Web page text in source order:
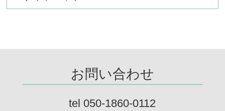
お問い合わせ
tel 050-1860-0112